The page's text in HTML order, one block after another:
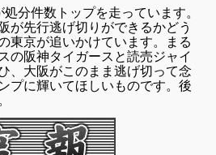
分件数トップを走っています。
が先行逃げ切りができるかどう
東京が追いかけています。まる
の阪神タイガースと読売ジャイ
、大阪がこのまま逃げ切って念
プに輝いてほしいものです。後